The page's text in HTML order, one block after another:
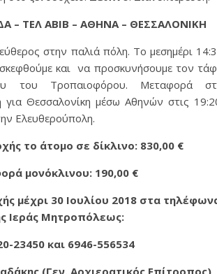
– ΤΕΛ ΑΒΙΒ – ΑΘΗΝΑ – ΘΕΣΣΑΛΟΝΙΚΗ
στην παλιά πόλη. Το μεσημέρι
και να προσκυνήσουμε τον
του Τροπαιοφόρου. Μεταφορά
για Θεσσαλονίκη μέσω Αθηνών στις
Ελευθερούπολη.
το άτομο σε δίκλινο: 830,00 €
μονόκλινου: 190,00 €
μέχρι 30 Ιουλίου 2018 στα
Ιεράς Μητροπόλεως:
23450 και 6946-556534